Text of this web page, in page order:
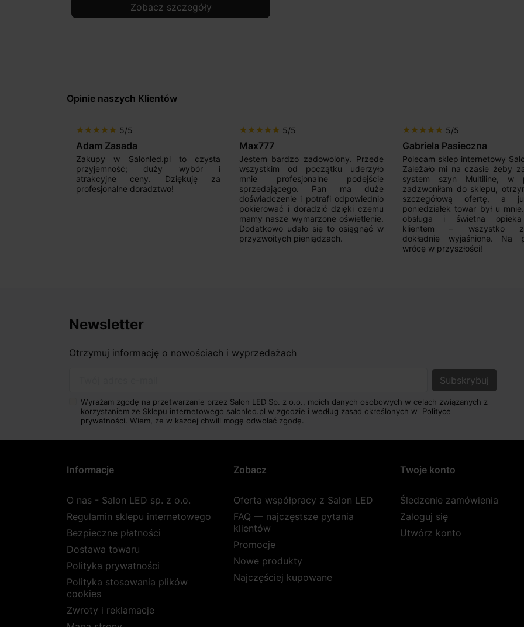
Zobacz szczegóły
Opinie naszych Klientów
star star star star star 5/5
Adam Zasada
Zakupy w Salonled.pl to czysta
przyjemność; duży wybór i
atrakcyjne ceny. Dziękuję za
profesjonalne doradztwo!
star star star star star 5/5
Max777
Jestem bardzo zadowolony. Przede
wszystkim od początku uderzyło
mnie profesjonalne podejście
sprzedającego. Pan ma duże
doświadczenie i potrafi odpowiednio
pokierować i doradzić dzięki czemu
mamy nasze wymarzone oświetlenie.
Dodatkowo udało się to osiągnąć w
przyzwoitych pieniądzach.
star star star star star 5/5
Gabriela Pasieczna
Polecam sklep internetowy
Zależało mi na czasie żeby
system szyn Multiline, w
zadzwoniłam do sklepu,
szczegółową ofertę, a
poniedziałek towar był u
obsługa i świetna
klientem – wszystko
dokładnie wyjaśnione. Na
wrócę w przyszłości!
Newsletter
Otrzymuj informację o nowościach i wyprzedażach
Wyrażam zgodę na przetwarzanie przez Salon LED Sp. z o.o., moich danych osobowych w celach związanych z
korzystaniem ze Sklepu internetowego salonled.pl w zgodzie i według zasad określonych w Polityce
prywatności. Wiem, że w każdej chwili mogę odwołać zgodę.
Informacje
O nas - Salon LED sp. z o.o.
Regulamin sklepu internetowego
Bezpieczne płatności
Dostawa towaru
Polityka prywatności
Polityka stosowania plików
cookies
Zwroty i reklamacje
Zobacz
Oferta współpracy z Salon LED
FAQ — najczęstsze pytania
klientów
Promocje
Nowe produkty
Najczęściej kupowane
Twoje konto
Śledzenie zamówienia
Zaloguj się
Utwórz konto